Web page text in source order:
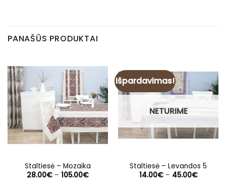
PANAŠŪS PRODUKTAI
Staltiesė – Mozaika
28.00€ – 105.00€Price
Išpardavimas!
NETURIME
Staltiesė – Levandos 5
14.00€ – 45.00€Price